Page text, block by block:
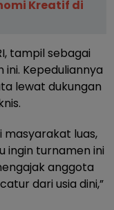
Kreatif di
tampil sebagai
Kepeduliannya
lewat dukungan
masyarakat luas,
ingin turnamen ini
anggota
dari usia dini,”